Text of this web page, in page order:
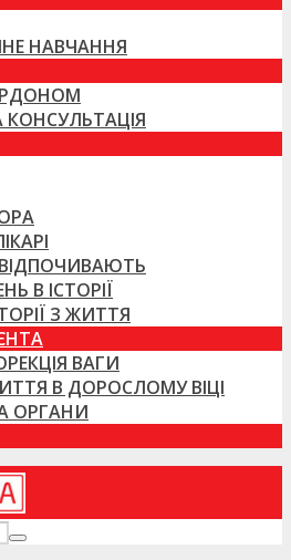
НАВЧАННЯ
ВІДПОЧИВАЮТЬ
В ІСТОРІЇ
З ЖИТТЯ
ВАГИ
В ДОРОСЛОМУ ВІЦІ
ОРГАНИ